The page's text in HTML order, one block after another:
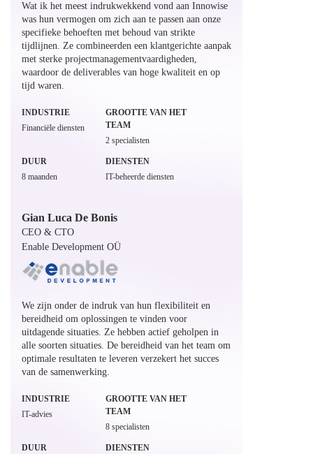
Wat ik het meest indrukwekkend vond aan Innowise
was hun vermogen om zich aan te passen aan onze
specifieke behoeften met behoud van strikte
tijdlijnen. Ze combineerden een klantgerichte aanpak
met sterke projectmanagementvaardigheden,
waardoor de deliverables van hoge kwaliteit en op
tijd waren.
INDUSTRIE
Financiële diensten
GROOTTE VAN HET
TEAM
2 specialisten
DUUR
8 maanden
DIENSTEN
IT-beheerde diensten
Gian Luca De Bonis
CEO & CTO
Enable Development OÜ
We zijn onder de indruk van hun flexibiliteit en
bereidheid om oplossingen te vinden voor
uitdagende situaties. Ze hebben actief geholpen in
alle soorten situaties. De bereidheid van het team om
optimale resultaten te leveren verzekert het succes
van de samenwerking.
INDUSTRIE
IT-advies
GROOTTE VAN HET
TEAM
8 specialisten
DUUR
DIENSTEN